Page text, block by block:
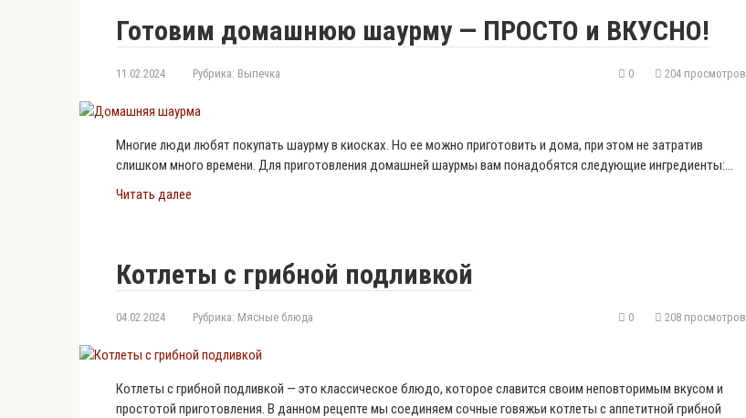
Готовим домашнюю шаурму — ПРОСТО и ВКУСНО!
11.02.2024 Рубрика: Выпечка 0 204 просмотров
Многие люди любят покупать шаурму в киосках. Но ее можно приготовить и дома, при этом не затратив
слишком много времени. Для приготовления домашней шаурмы вам понадобятся следующие ингредиенты:…
Читать далее
Котлеты с грибной подливкой
04.02.2024 Рубрика: Мясные блюда 0 208 просмотров
Котлеты с грибной подливкой — это классическое блюдо, которое славится своим неповторимым вкусом и
простотой приготовления. В данном рецепте мы соединяем сочные говяжьи котлеты с аппетитной грибной